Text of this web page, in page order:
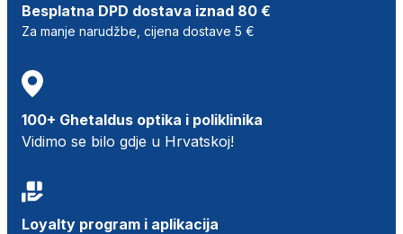
Besplatna DPD dostava iznad 80 €
Za manje narudžbe, cijena dostave 5 €
100+ Ghetaldus optika i poliklinika
Vidimo se bilo gdje u Hrvatskoj!
Loyalty program i aplikacija